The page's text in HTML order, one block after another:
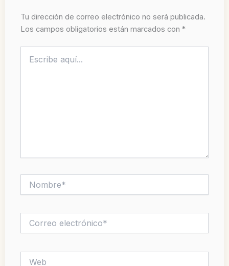
Tu dirección de correo electrónico no será publicada.
Los campos obligatorios están marcados con *
aquí...
electrónico*